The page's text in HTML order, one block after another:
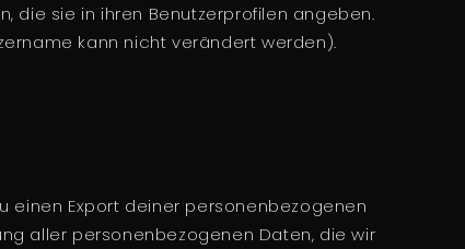
die sie in ihren Benutzerprofilen angeben.
kann nicht verändert werden).
einen Export deiner personenbezogenen
aller personenbezogenen Daten, die wir